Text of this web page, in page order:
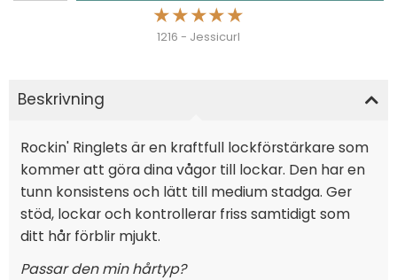
★★★★★
1216 - Jessicurl
Beskrivning
Rockin' Ringlets är en kraftfull lockförstärkare som
kommer att göra dina vågor till lockar. Den har en
tunn konsistens och lätt till medium stadga. Ger
stöd, lockar och kontrollerar friss samtidigt som
ditt hår förblir mjukt.
Passar den min hårtyp?